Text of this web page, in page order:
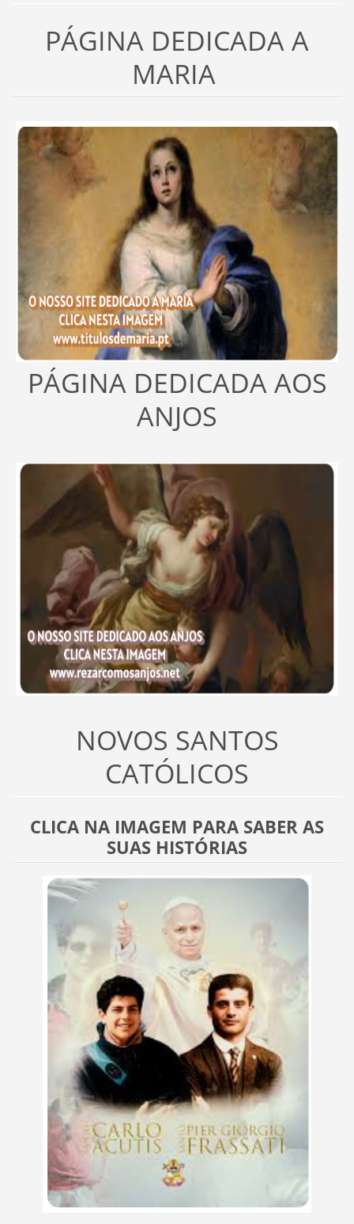
PÁGINA DEDICADA A
MARIA
PÁGINA DEDICADA AOS
ANJOS
NOVOS SANTOS
CATÓLICOS
CLICA NA IMAGEM PARA SABER AS
SUAS HISTÓRIAS